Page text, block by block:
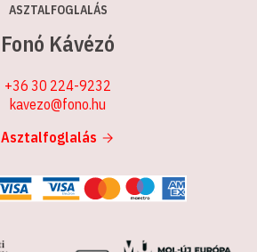
ASZTALFOGLALÁS
Fonó Kávézó
+36 30 224-9232
kavezo@fono.hu
Asztalfoglalás